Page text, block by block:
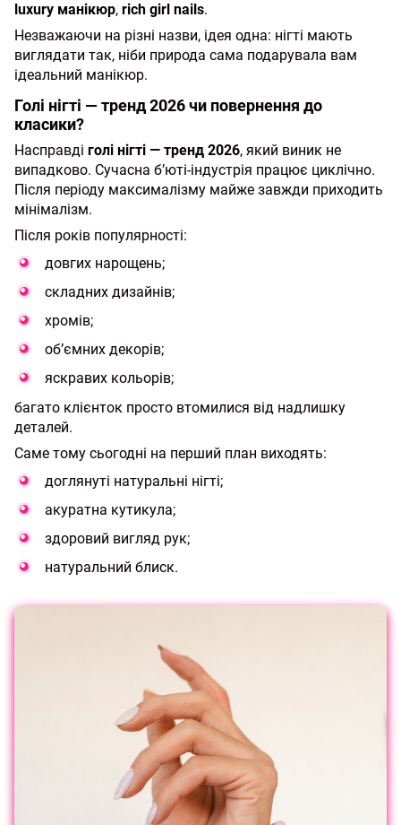
luxury манікюр, rich girl nails.
Незважаючи на різні назви, ідея одна: нігті мають
виглядати так, ніби природа сама подарувала вам
ідеальний манікюр.
Голі нігті — тренд 2026 чи повернення до
класики?
Насправді голі нігті — тренд 2026, який виник не
випадково. Сучасна б’юті-індустрія працює циклічно.
Після періоду максималізму майже завжди приходить
мінімалізм.
Після років популярності:
довгих нарощень;
складних дизайнів;
хромів;
об’ємних декорів;
яскравих кольорів;
багато клієнток просто втомилися від надлишку
деталей.
Саме тому сьогодні на перший план виходять:
доглянуті натуральні нігті;
акуратна кутикула;
здоровий вигляд рук;
натуральний блиск.